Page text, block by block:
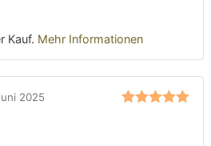
Kauf. Mehr Informationen
2025